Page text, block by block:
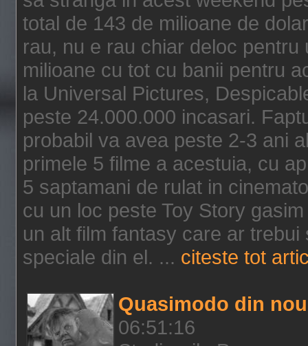
total de 143 de milioane de
rau, nu e rau chiar deloc
milioane cu tot cu banii pentru
la Universal Pictures,
peste 24.000.000 incasari.
probabil va avea peste 2-3 ani
primele 5 filme a acestuia, cu
5 saptamani de rulat in
cu un loc peste Toy Story
un alt film fantasy care ar
speciale din el. ... citeste tot
Quasimodo din
06:51:16